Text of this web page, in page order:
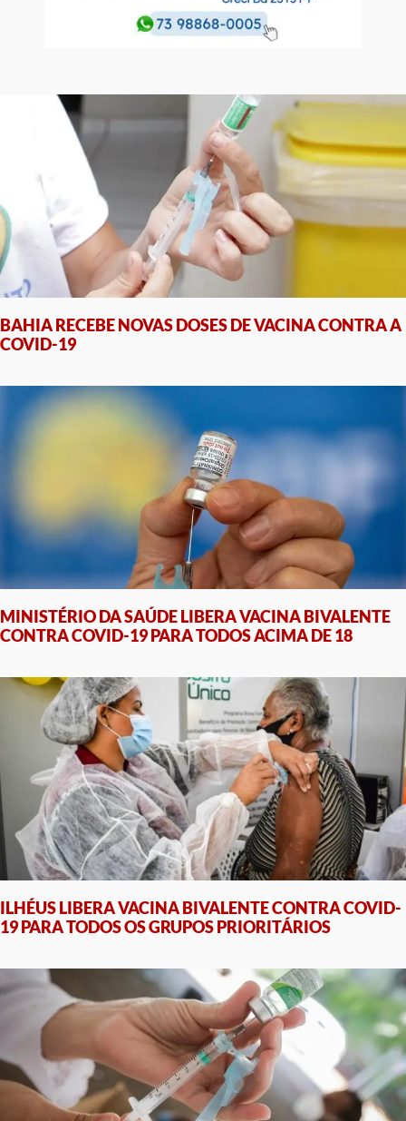
BAHIA RECEBE NOVAS DOSES DE VACINA CONTRA A
COVID-19
MINISTÉRIO DA SAÚDE LIBERA VACINA BIVALENTE
CONTRA COVID-19 PARA TODOS ACIMA DE 18
ILHÉUS LIBERA VACINA BIVALENTE CONTRA COVID-
19 PARA TODOS OS GRUPOS PRIORITÁRIOS